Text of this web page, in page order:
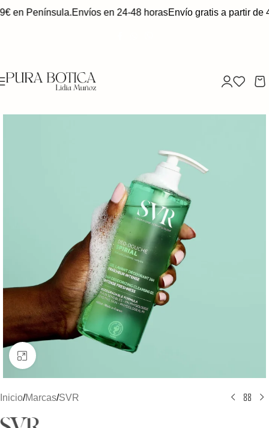
en Península.Envíos en 24-48 horasEnvío gratis a partir de
Clic para ampliar
Inicio/Marcas/SVR